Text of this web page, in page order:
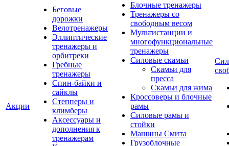
Акции
Беговые
дорожки
Велотренажеры
Эллиптические
тренажеры и
орбитреки
Гребные
тренажеры
Спин-байки и
сайклы
Степперы и
климберы
Аксессуары и
дополнения к
тренажерам
Блочные тренажеры
Тренажеры со
свободным весом
Мультистанции и
многофункциональные
тренажеры
Силовые скамьи
Скамьи для
пресса
Скамьи для жима
Кроссоверы и блочные
рамы
Силовые рамы и
стойки
Машины Смита
Грузоблочные